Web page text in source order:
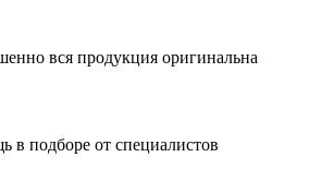
вся продукция оригинальна
в подборе от специалистов